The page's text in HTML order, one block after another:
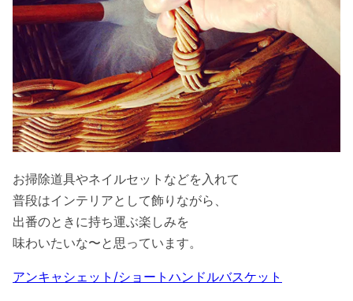
お掃除道具やネイルセットなどを入れて
普段はインテリアとして飾りながら、
出番のときに持ち運ぶ楽しみを
味わいたいな〜と思っています。
アンキャシェット/ショートハンドルバスケット